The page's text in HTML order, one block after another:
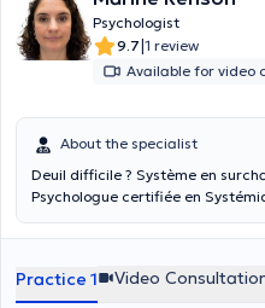
vous propose un lieu de parole et
aventure. Aucun parcours de
cheminerons ensemble dans vos
vos chagrins, dans vos peurs et
Psychologist
9.7|1 review
Available for video
About the specialist
Deuil difficile ? Système en
Psychologue certifiée en
Practice 1 Video